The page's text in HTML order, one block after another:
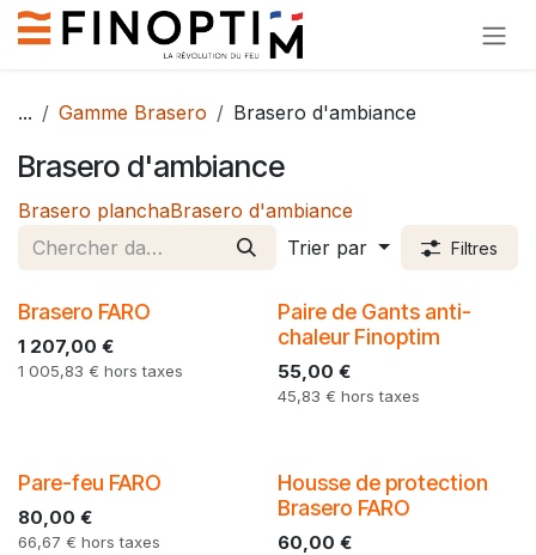
Se rendre au contenu
... Gamme Brasero Brasero d'ambiance
Brasero d'ambiance
Brasero planchaBrasero d'ambiance
Trier par
Filtres
Brasero FARO
1 207,00 €
1 005,83 € hors taxes
Paire de Gants anti-
chaleur Finoptim
55,00 €
45,83 € hors taxes
Pare-feu FARO
80,00 €
66,67 € hors taxes
Housse de protection
Brasero FARO
60,00 €